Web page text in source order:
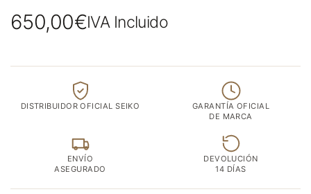
650,00€IVA Incluido
DISTRIBUIDOR OFICIAL SEIKO
GARANTÍA OFICIAL
DE MARCA
ENVÍO
ASEGURADO
DEVOLUCIÓN
14 DÍAS